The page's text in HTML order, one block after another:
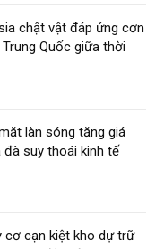
chật vật đáp ứng cơn
Quốc giữa thời
làn sóng tăng giá
đà suy thoái kinh tế
cơ cạn kiệt kho dự trữ